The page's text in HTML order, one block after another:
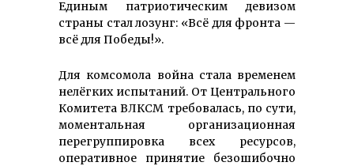
Единым патриотическим девизом
страны стал лозунг: «Всё для фронта —
всё для Победы!».
Для комсомола война стала временем
нелёгких испытаний. От Центрального
Комитета ВЛКСМ требовалась, по сути,
моментальная организационная
перегруппировка всех ресурсов,
оперативное принятие безошибочно